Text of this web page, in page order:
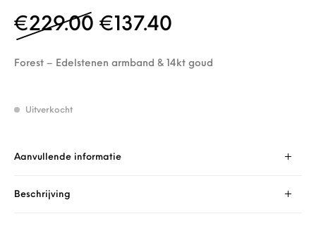
€229.00 Oorspronkelijke prijs
€ 137.40
Forest – Edelstenen armband & 14kt goud
Uitverkocht
Aanvullende informatie
Beschrijving